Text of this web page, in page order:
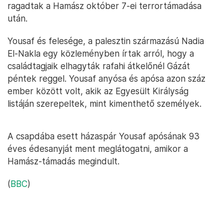
ragadtak a Hamász október 7-ei terrortámadása
után.
Yousaf és felesége, a palesztin származású Nadia
El-Nakla egy közleményben írtak arról, hogy a
családtagjaik elhagyták rafahi átkelőnél Gázát
péntek reggel. Yousaf anyósa és apósa azon száz
ember között volt, akik az Egyesült Királyság
listáján szerepeltek, mint kimenthető személyek.
A csapdába esett házaspár Yousaf apósának 93
éves édesanyját ment meglátogatni, amikor a
Hamász-támadás megindult.
(BBC)